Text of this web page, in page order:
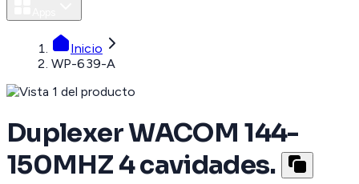
Inicio
WP-639-A
Duplexer WACOM 144-
150MHZ 4 cavidades.